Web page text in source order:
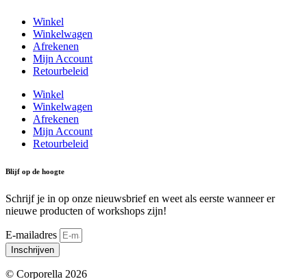
Winkel
Winkelwagen
Afrekenen
Mijn Account
Retourbeleid
Winkel
Winkelwagen
Afrekenen
Mijn Account
Retourbeleid
Blijf op de hoogte
Schrijf je in op onze nieuwsbrief en weet als eerste wanneer er
nieuwe producten of workshops zijn!
E-mailadres
Inschrijven
© Corporella 2026